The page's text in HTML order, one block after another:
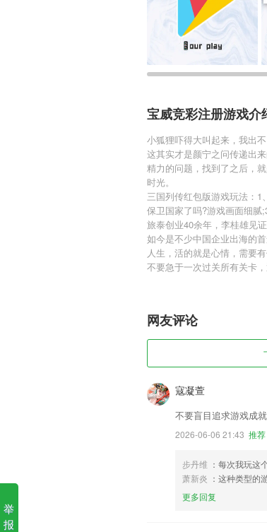
宝威竞彩注册游戏介
小狐狸吓得大叫起来，我出不
这其实才是颜宁之问传递出
精力的问题，找到了之后，
时光。
三国列传红包版游戏玩法：
保卫国家了吗?游戏画面细腻
旅泰创业40余年，李桂雄见
如今是不少中国企业出海的
人生，活的就是心情，需要有
不要急于一次过关所有关卡
网友评论
寇凝萱
不要盲目追求游戏成
2026-06-06 21:43 推荐
步丹维 ：每次我玩这
萧新炎 ：这种类型的
更多回复
举
报